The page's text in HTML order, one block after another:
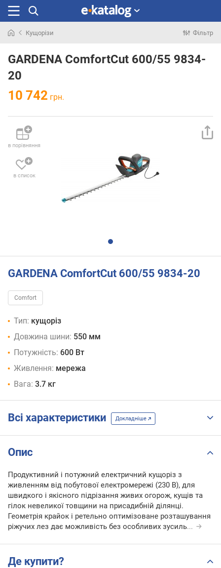
раніше
Кущорізи Фільтр
GARDENA ComfortCut 600/55 9834-
20
10 742 грн.
в порівняння
в список
GARDENA ComfortCut 600/55 9834-20
Comfort
Тип: кущоріз
Довжина шини: 550 мм
Потужність: 600 Вт
Живлення: мережа
Вага: 3.7 кг
Всі характеристики Докладніше
Опис
Продуктивний і потужний електричний кущоріз з
живленням від побутової електромережі (230 В), для
швидкого і якісного підрізання живих огорож, кущів та
гілок невеликої товщини на присадибній ділянці.
Геометрія крайок і ретельно оптимізоване розташування
ріжучих лез дає можливість без особливих зусиль...
Де купити?